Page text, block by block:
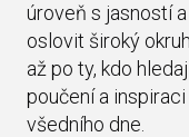
úroveň s jasností
oslovit široký
až po ty, kdo
poučení a
všedního dne.